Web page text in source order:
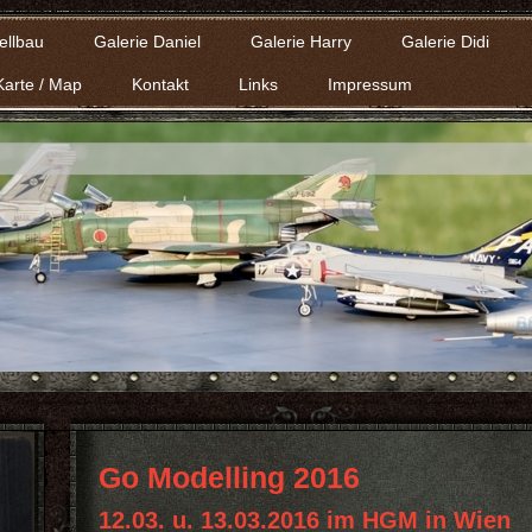
Galerie Daniel Galerie Harry Galerie Didi
/ Map Kontakt Links Impressum
Go Modelling 2016
12.03. u. 13.03.2016 im HGM in Wien